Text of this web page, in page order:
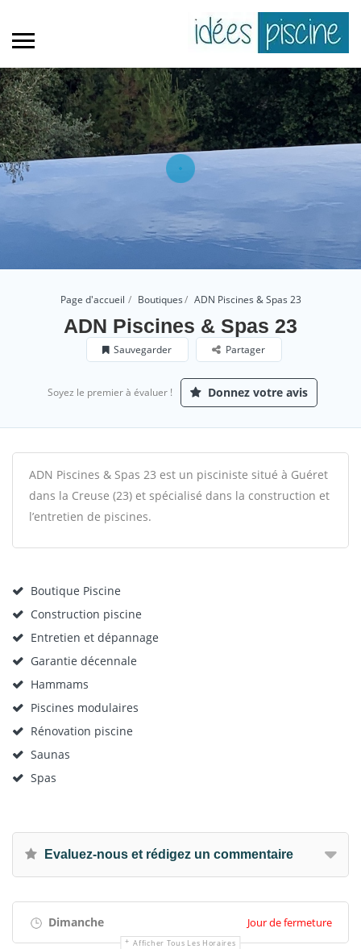
Page d'accueil Boutiques ADN Piscines & Spas 23
ADN Piscines & Spas 23
Sauvegarder Partager
Soyez le premier à évaluer ! Donnez votre avis
ADN Piscines & Spas 23 est un pisciniste situé à Guéret
dans la Creuse (23) et spécialisé dans la construction et
l’entretien de piscines.
Boutique Piscine
Construction piscine
Entretien et dépannage
Garantie décennale
Hammams
Piscines modulaires
Rénovation piscine
Saunas
Spas
Evaluez-nous et rédigez un commentaire
Dimanche Jour de fermeture
Afficher Tous Les Horaires